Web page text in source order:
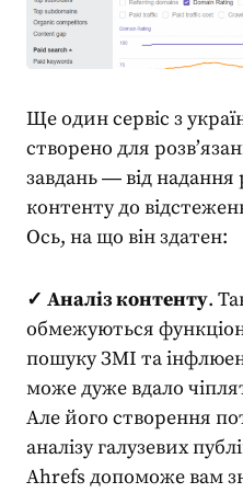
Ще один сервіс з
створено для
завдань ― від
контенту до
Ось, на що він здатен:
✓ Аналіз контенту.
обмежуються
пошуку ЗМІ та
може дуже вдало
Але його створення
аналізу галузевих
Ahrefs допоможе вам